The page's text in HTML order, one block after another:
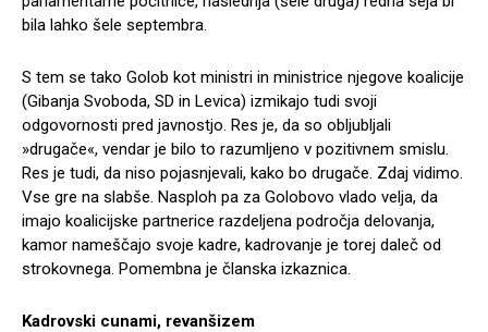
bila lahko šele septembra.
S tem se tako Golob kot ministri in ministrice njegove koalicije
(Gibanja Svoboda, SD in Levica) izmikajo tudi svoji
odgovornosti pred javnostjo. Res je, da so obljubljali
»drugače«, vendar je bilo to razumljeno v pozitivnem smislu.
Res je tudi, da niso pojasnjevali, kako bo drugače. Zdaj vidimo.
Vse gre na slabše. Nasploh pa za Golobovo vlado velja, da
imajo koalicijske partnerice razdeljena področja delovanja,
kamor nameščajo svoje kadre, kadrovanje je torej daleč od
strokovnega. Pomembna je članska izkaznica.
Kadrovski cunami, revanšizem